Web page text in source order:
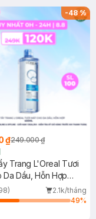
-48%
₫249.000 ₫
Trang L'Oreal Tươi
Da Dầu, Hỗn Hợp
2.1k/tháng
49%